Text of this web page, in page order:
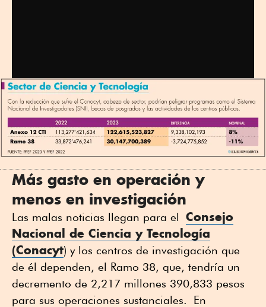
Más gasto en operación y
menos en investigación
Las malas noticias llegan para el Consejo
Nacional de Ciencia y Tecnología
(Conacyt) y los centros de investigación que
de él dependen, el Ramo 38, que, tendría un
decremento de 2,217 millones 390,833 pesos
para sus operaciones sustanciales. En